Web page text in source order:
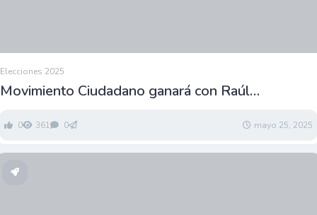
Elecciones 2025
Movimiento Ciudadano ganará con Raúl
0 361 0 mayo 25, 2025